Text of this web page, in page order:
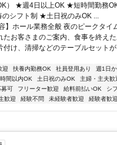
） ★週4日以上OK ★短時間勤務
シフト制 ★土日祝のみOK ...
】ホール業務全般 夜のピークタイ
たお客さまのご案内、食事を終え
付け、清掃などのテーブルセット
迎 扶養内勤務OK 社員登用あり
週1日
間以内OK 土日祝のみOK
主婦・主夫歓
募可 フリーター歓迎 給料前払いOK
シ
歓迎 経験不問 未経験者歓迎 経験者歓迎